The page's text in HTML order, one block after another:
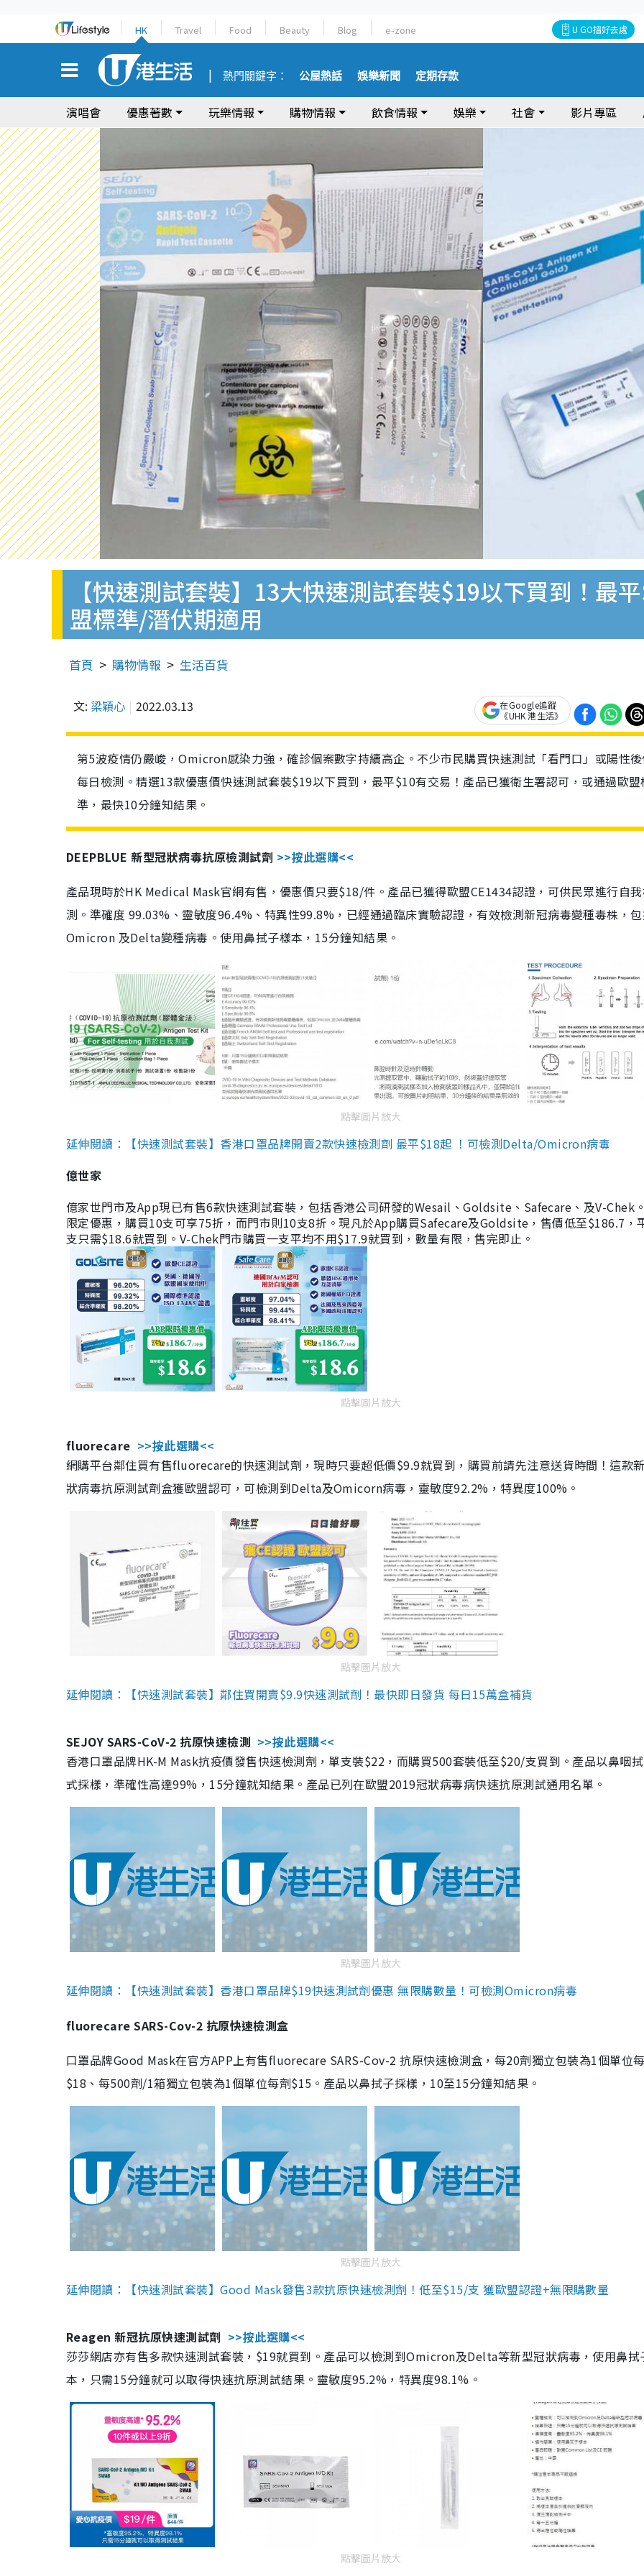
HK Travel Food Beauty Blog e-zone U GO搵好去處
熱門關鍵字： 公屋熱話 娛樂新聞 定期存款
演唱會 優惠著數 玩樂情報 購物情報 飲食情報 娛樂 社會 影片專區
【快速測試套裝】13大快速測試套裝$19以下買到！最
盟標準/潛伏期適用
首頁 購物情報 生活百貨
文: 梁穎心 2022.03.13
在Google追蹤
《UHK 港生活》
第5波疫情仍嚴峻，Omicron感染力強，確診個案數字持續高企。不少市民購買快速測試「看門口」或陽性
每日檢測。精選13款優惠價快速測試套裝$19以下買到，最平$10有交易！產品已獲衛生署認可，或通過歐盟
準，最快10分鐘知結果。
DEEPBLUE 新型冠狀病毒抗原檢測試劑 >>按此選購<<
產品現時於HK Medical Mask官網有售，優惠價只要$18/件。產品已獲得歐盟CE1434認證，可供民眾進行自
測。準確度 99.03%、靈敏度96.4%、特異性99.8%，已經通過臨床實驗認證，有效檢測新冠病毒變種毒株，
Omicron 及Delta變種病毒。使用鼻拭子樣本，15分鐘知結果。
點擊圖片放大
延伸閱讀：【快速測試套裝】香港口罩品牌開賣2款快速檢測劑 最平$18起 ！可檢測Delta/Omicron病毒
億世家
億家世門市及App現已有售6款快速測試套裝，包括香港公司研發的Wesail、Goldsite、Safecare、及V-Chek
限定優惠，購買10支可享75折，而門市則10支8折。現凡於App購買Safecare及Goldsite，售價低至$186.7，
支只需$18.6就買到。V-Chek門市購買一支平均不用$17.9就買到，數量有限，售完即止。
點擊圖片放大
fluorecare >>按此選購<<
網購平台鄰住買有售fluorecare的快速測試劑，現時只要超低價$9.9就買到，購買前請先注意送貨時間！這款
狀病毒抗原測試劑盒獲歐盟認可，可檢測到Delta及Omicorn病毒，靈敏度92.2%，特異度100%。
點擊圖片放大
延伸閱讀：【快速測試套裝】鄰住買開賣$9.9快速測試劑！最快即日發貨 每日15萬盒補貨
SEJOY SARS-CoV-2 抗原快速檢測 >>按此選購<<
香港口罩品牌HK-M Mask抗疫價發售快速檢測劑，單支裝$22，而購買500套裝低至$20/支買到。產品以鼻咽
式採樣，準確性高達99%，15分鐘就知結果。產品已列在歐盟2019冠狀病毒病快速抗原測試通用名單。
點擊圖片放大
延伸閱讀：【快速測試套裝】香港口罩品牌$19快速測試劑優惠 無限購數量！可檢測Omicron病毒
fluorecare SARS-Cov-2 抗原快速檢測盒
口罩品牌Good Mask在官方APP上有售fluorecare SARS-Cov-2 抗原快速檢測盒，每20劑獨立包裝為1個單位
$18、每500劑/1箱獨立包裝為1個單位每劑$15。產品以鼻拭子採樣，10至15分鐘知結果。
點擊圖片放大
延伸閱讀：【快速測試套裝】Good Mask發售3款抗原快速檢測劑！低至$15/支 獲歐盟認證+無限購數量
Reagen 新冠抗原快速測試劑 >>按此選購<<
莎莎網店亦有售多款快速測試套裝，$19就買到。產品可以檢測到Omicron及Delta等新型冠狀病毒，使用鼻拭
本，只需15分鐘就可以取得快速抗原測試結果。靈敏度95.2%，特異度98.1%。
點擊圖片放大